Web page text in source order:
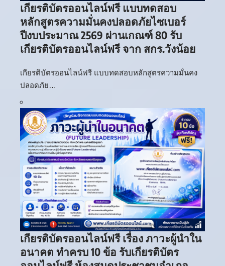
เกียรติบัตรออนไลน์ฟรี แบบทดสอบ
หลักสูตรความมั่นคงปลอดภัยไซเบอร์
ปีงบประมาณ 2569 ผ่านเกณฑ์ 80 รับ
เกียรติบัตรออนไลน์ฟรี จาก สกร.วังน้อย
เกียรติบัตรออนไลน์ฟรี แบบทดสอบหลักสูตรความมั่นคง
ปลอดภัย…
เกียรติบัตรออนไลน์ฟรี เรื่อง ภาวะผู้นำใน
อนาคต ทำครบ 10 ข้อ รับเกียรติบัตร